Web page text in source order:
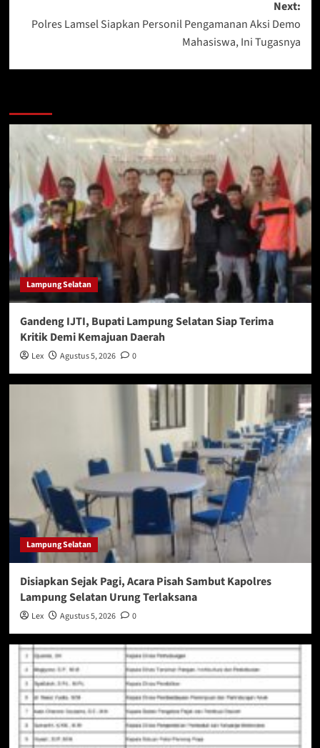
Next:
Polres Lamsel Siapkan Personil Pengamanan Aksi Demo
Mahasiswa, Ini Tugasnya
Lampung Selatan
Gandeng IJTI, Bupati Lampung Selatan Siap Terima
Kritik Demi Kemajuan Daerah
Lex Agustus 5, 2026 0
Lampung Selatan
Disiapkan Sejak Pagi, Acara Pisah Sambut Kapolres
Lampung Selatan Urung Terlaksana
Lex Agustus 5, 2026 0